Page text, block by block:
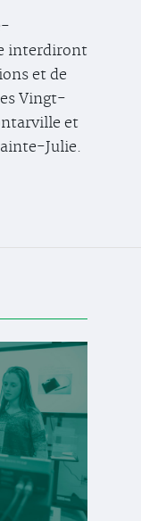
interdiront
et de
Vingt-
et
Julie.